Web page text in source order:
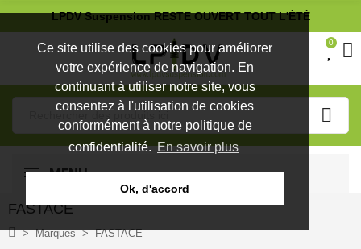
Ce site utilise des cookies pour améliorer
votre expérience de navigation. En
continuant à utiliser notre site, vous
consentez à l'utilisation de cookies
conformément à notre politique de
confidentialité.En savoir plus
Ok, d'accord
LPDV Suspension RESTE OUVERT TOUT L'ÉTÉ
0
MENU
FASTACE
Marques FASTACE